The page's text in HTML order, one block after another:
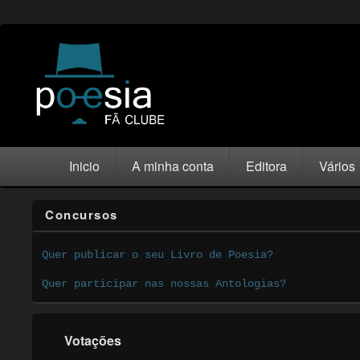
Inicio A minha conta Editora Vários
Concursos
Quer publicar o seu Livro de Poesia?
Quer participar nas nossas Antologias?
Votações